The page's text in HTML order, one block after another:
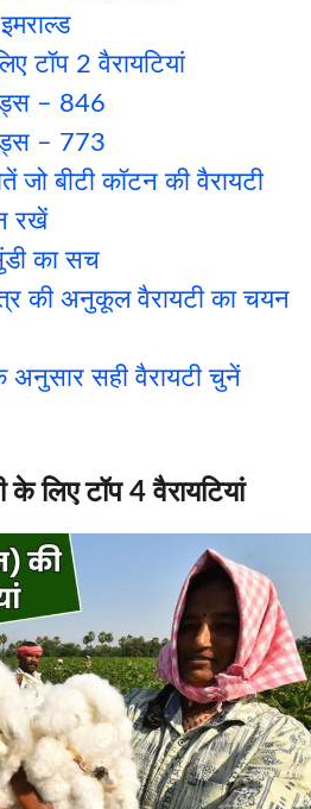
टॉप 2 वैरायटियां
– 846
– 773
जो बीटी कॉटन की वैरायटी
रखें
का सच
की अनुकूल वैरायटी का चयन
अनुसार सही वैरायटी चुनें
के लिए टॉप 4 वैरायटियां